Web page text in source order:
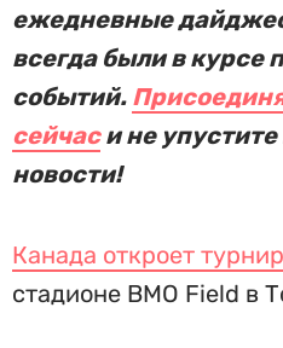
ежедневные
всегда были в курсе
событий.
сейчаси не
новости!
Канада откроет турнир
стадионе BMO Field в